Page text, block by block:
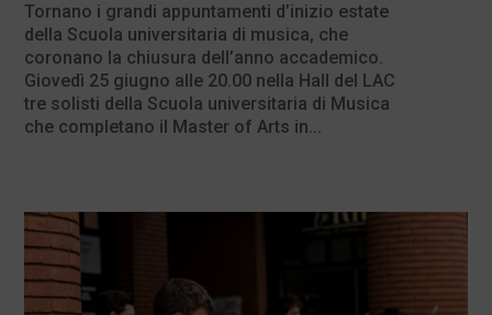
Tornano i grandi appuntamenti d’inizio estate
della Scuola universitaria di musica, che
coronano la chiusura dell’anno accademico.
Giovedì 25 giugno alle 20.00 nella Hall del LAC
tre solisti della Scuola universitaria di Musica
che completano il Master of Arts in...